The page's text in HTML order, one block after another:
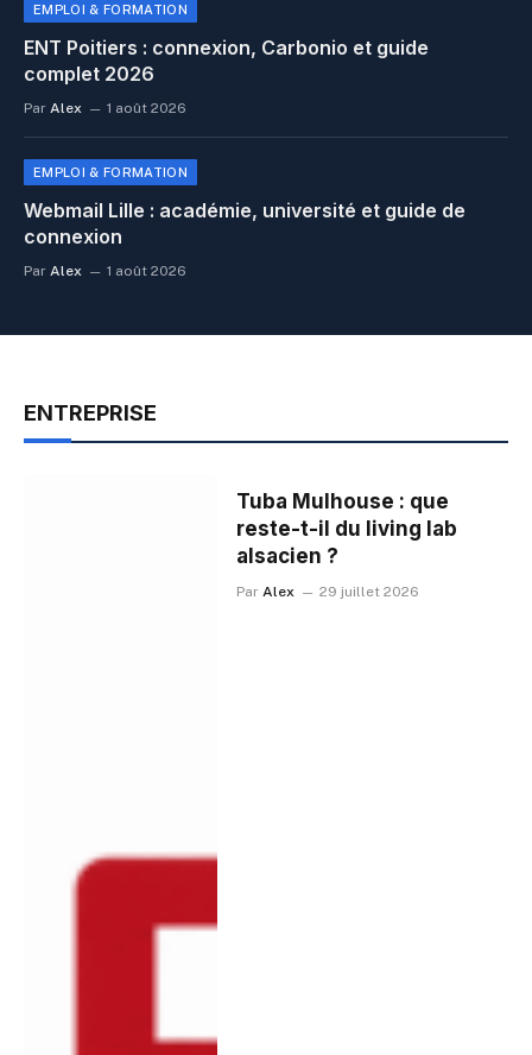
EMPLOI & FORMATION
ENT Poitiers : connexion, Carbonio et guide
complet 2026
Par Alex 1 août 2026
EMPLOI & FORMATION
Webmail Lille : académie, université et guide de
connexion
Par Alex 1 août 2026
ENTREPRISE
Tuba Mulhouse : que
reste-t-il du living lab
alsacien ?
Par Alex 29 juillet 2026